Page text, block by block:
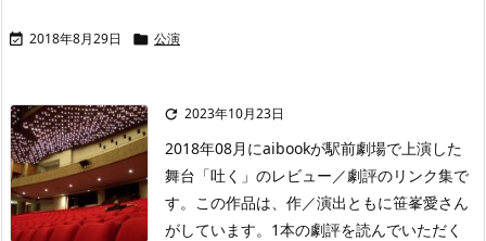
 2018年8月29日  公演
 2023年10月23日
2018年08月にaibookが駅前劇場で上演した
舞台「吐く」のレビュー／劇評のリンク集で
す。この作品は、作／演出ともに笹峯愛さん
がしています。1本の劇評を読んでいただく